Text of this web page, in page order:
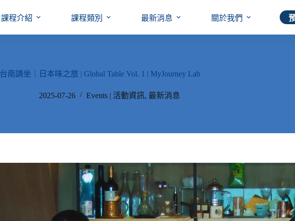
課程介紹 課程類別 最新消息 關於我們
台南請坐｜日本味之旅 | Global Table Vol. 1 | MyJourney Lab
2025-07-26 Events | 活動資訊, 最新消息